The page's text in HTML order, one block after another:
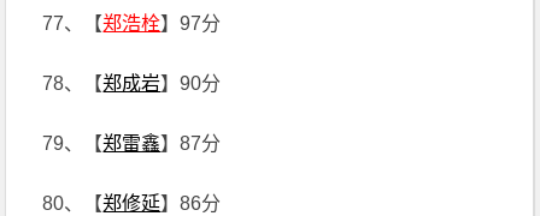
77、【郑浩栓】97分
78、【郑成岩】90分
79、【郑雷鑫】87分
80、【郑修延】86分